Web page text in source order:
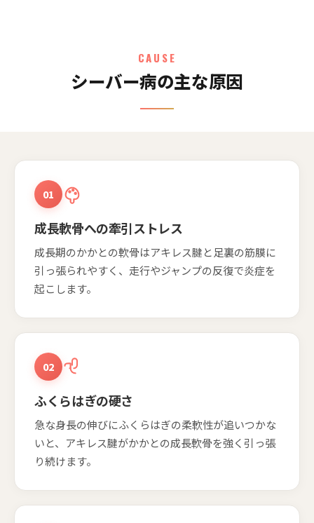
CAUSE
シーバー病の主な原因
01
成長軟骨への牽引ストレス
成長期のかかとの軟骨はアキレス腱と足裏の筋膜に
引っ張られやすく、走行やジャンプの反復で炎症を
起こします。
02
ふくらはぎの硬さ
急な身長の伸びにふくらはぎの柔軟性が追いつかな
いと、アキレス腱がかかとの成長軟骨を強く引っ張
り続けます。